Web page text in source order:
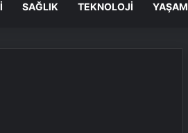
SAĞLIK TEKNOLOJI YAŞAM